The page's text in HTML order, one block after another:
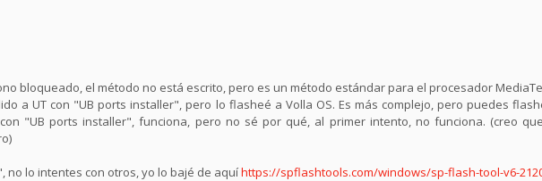
bloqueado, el método no está escrito, pero es un método estándar para el procesador
a UT con "UB ports installer", pero lo flasheé a Volla OS. Es más complejo, pero puedes
"UB ports installer", funciona, pero no sé por qué, al primer intento, no funciona. (creo
no lo intentes con otros, yo lo bajé de aquíhttps://spflashtools.com/windows/sp-flash-tool-v6-